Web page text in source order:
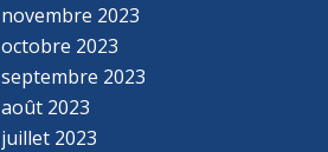
novembre 2023
octobre 2023
septembre 2023
août 2023
juillet 2023